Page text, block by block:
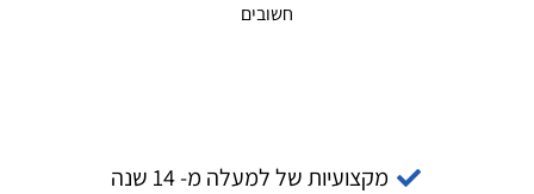
חשובים
מקצועיות של למעלה מ- 14 שנה